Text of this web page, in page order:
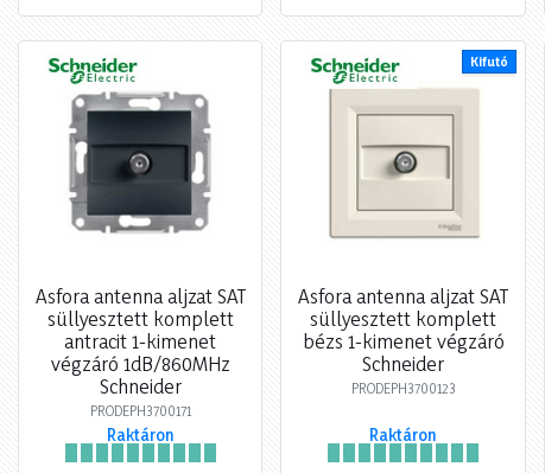
Asfora antenna aljzat SAT
süllyesztett komplett
antracit 1-kimenet
végzáró 1dB/860MHz
Schneider
PRODEPH3700171
Raktáron
Kifutó
Asfora antenna aljzat SAT
süllyesztett komplett
bézs 1-kimenet végzáró
Schneider
PRODEPH3700123
Raktáron